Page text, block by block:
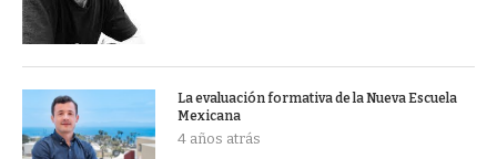
La evaluación formativa de la Nueva Escuela
Mexicana
4 años atrás